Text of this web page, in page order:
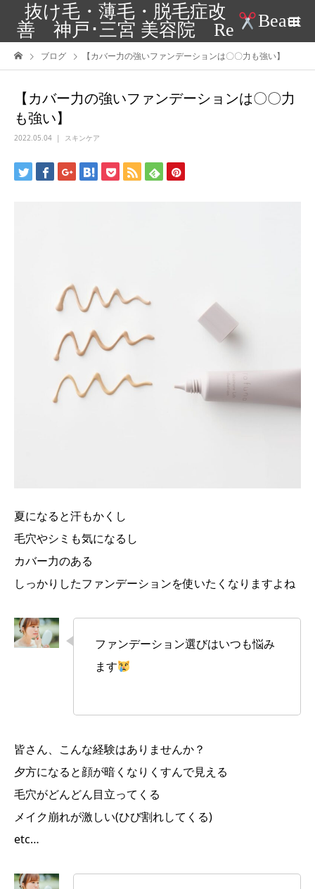
抜け毛・薄毛・脱毛症改
善 神戸･三宮 美容院 Re
Beaut
ブログ 【カバー力の強いファンデーションは〇〇力も強い】
【カバー力の強いファンデーションは〇〇力
も強い】
2022.05.04 スキンケア
夏になると汗もかくし
毛穴やシミも気になるし
カバー力のある
しっかりしたファンデーションを使いたくなりますよね
ファンデーション選びはいつも悩み
ます
皆さん、こんな経験はありませんか？
夕方になると顔が暗くなりくすんで見える
毛穴がどんどん目立ってくる
メイク崩れが激しい(ひび割れしてくる)
etc…